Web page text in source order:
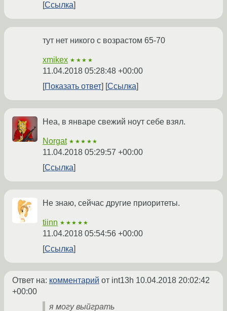
Ссылка
тут нет никого с возрастом 65-70
xmikex ★★★★
11.04.2018 05:28:48 +00:00
Показать ответ
Ссылка
Неа, в январе свежий ноут себе взял.
Norgat ★★★★★
11.04.2018 05:29:57 +00:00
Ссылка
Не знаю, сейчас другие приоритеты.
tiinn ★★★★★
11.04.2018 05:54:56 +00:00
Ссылка
Ответ на: комментарий от int13h 10.04.2018 20:02:42
+00:00
я могу выйграть